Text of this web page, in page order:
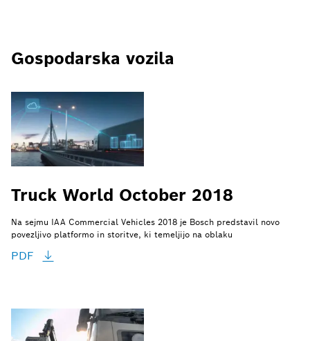
Gospodarska vozila
Truck World October 2018
Na sejmu IAA Commercial Vehicles 2018 je Bosch predstavil novo
povezljivo platformo in storitve, ki temeljijo na oblaku
PDF